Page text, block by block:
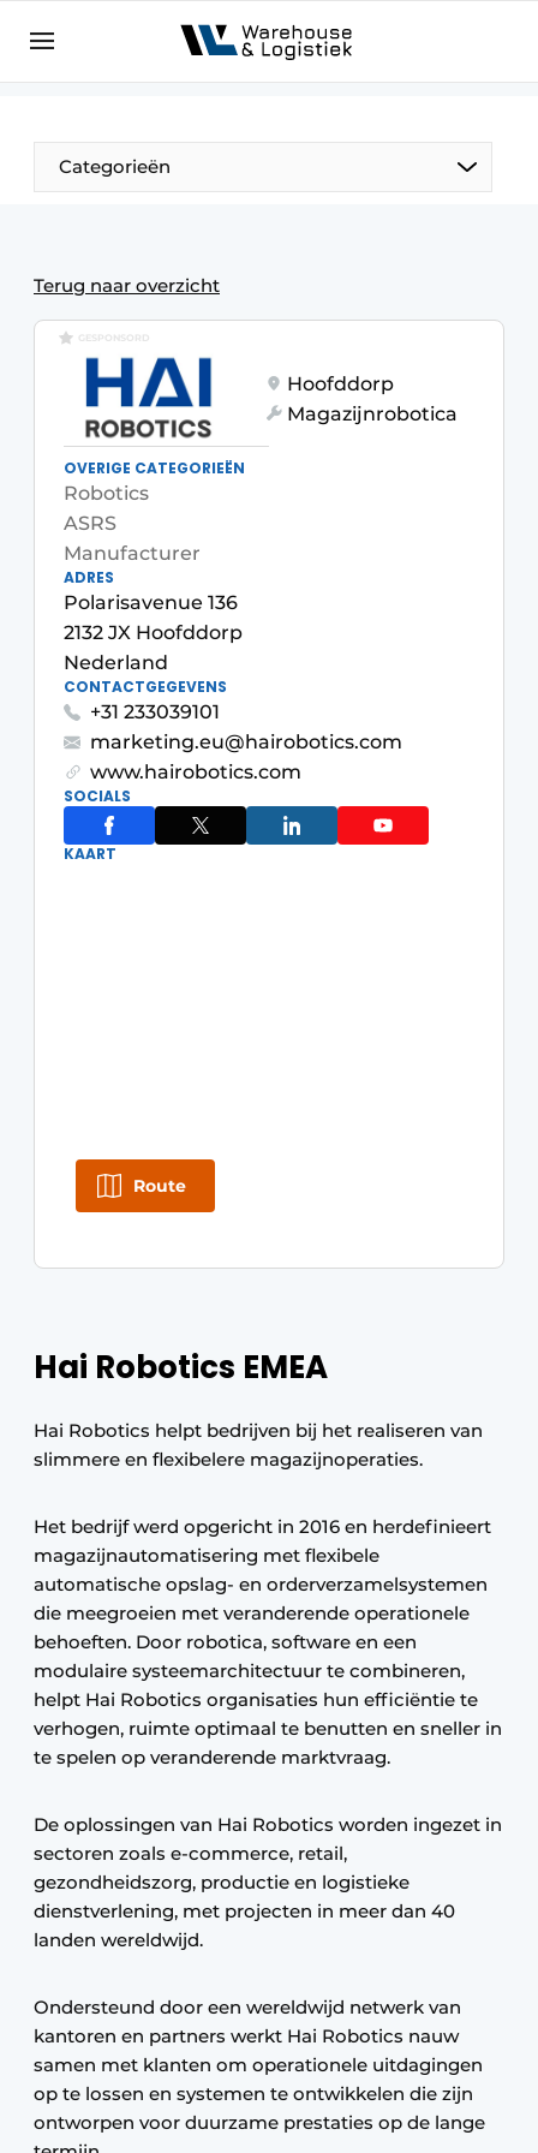
NL EN DE
Categorieën
Terug naar overzicht
Hai Robotics EMEA
Hai Robotics helpt bedrijven bij het realiseren van
slimmere en flexibelere magazijnoperaties.
Het bedrijf werd opgericht in 2016 en herdefinieert
magazijnautomatisering met flexibele
automatische opslag- en orderverzamelsystemen
die meegroeien met veranderende operationele
behoeften. Door robotica, software en een
modulaire systeemarchitectuur te combineren,
helpt Hai Robotics organisaties hun efficiëntie te
verhogen, ruimte optimaal te benutten en sneller in
te spelen op veranderende marktvraag.
De oplossingen van Hai Robotics worden ingezet in
sectoren zoals e-commerce, retail,
gezondheidszorg, productie en logistieke
dienstverlening, met projecten in meer dan 40
landen wereldwijd.
Ondersteund door een wereldwijd netwerk van
kantoren en partners werkt Hai Robotics nauw
samen met klanten om operationele uitdagingen
op te lossen en systemen te ontwikkelen die zijn
ontworpen voor duurzame prestaties op de lange
GESPONSORD
Hoofddorp
Magazijnrobotica
OVERIGE CATEGORIEËN
Robotics
ASRS
Manufacturer
ADRES
Polarisavenue 136
2132 JX Hoofddorp
Nederland
CONTACTGEGEVENS
+31 233039101
marketing.eu@hairobotics.com
www.hairobotics.com
SOCIALS
KAART
Route